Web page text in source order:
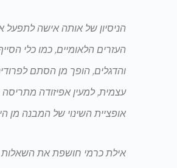
הניסיון של אותה אישה לתפעל
העזרים הלאומיים, כמו כלי
והדגלים, הופך מן הסתם
עצמית, למעין אפיזודה מתריסה
אופציית השינוי של המבנה מן
אילת כרמי חושפת את השאלות